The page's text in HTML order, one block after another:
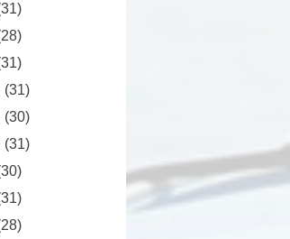
(31)
(30)
(31)